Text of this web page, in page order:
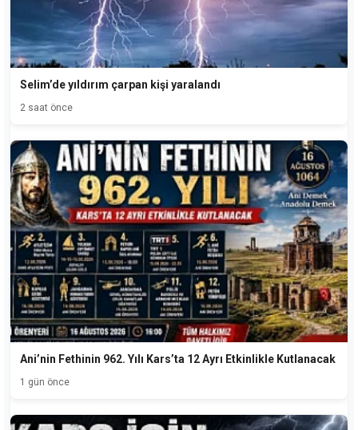
Selim’de yıldırım çarpan kişi yaralandı
2 saat önce
Ani’nin Fethinin 962. Yılı Kars’ta 12 Ayrı Etkinlikle Kutlanacak
1 gün önce